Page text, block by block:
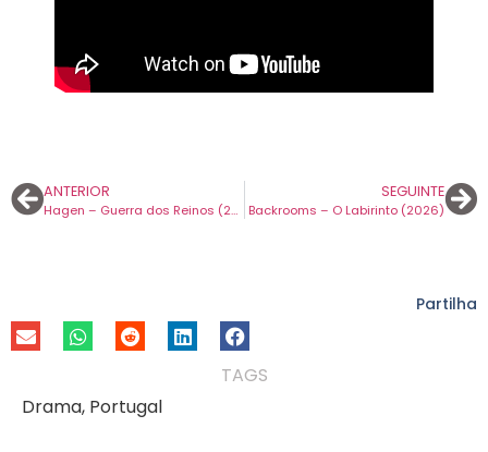
ANTERIOR
Hagen – Guerra dos Reinos (2024)
SEGUINTE
Backrooms – O Labirinto (2026)
Partilha
TAGS
Drama, Portugal